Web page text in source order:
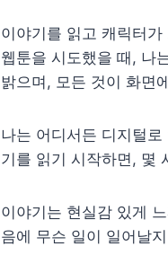
이야기를 읽고 캐릭터
웹툰을 시도했을 때, 나
밝으며, 모든 것이 화면
나는 어디서든 디지털
기를 읽기 시작하면, 몇
이야기는 현실감 있게
음에 무슨 일이 일어날